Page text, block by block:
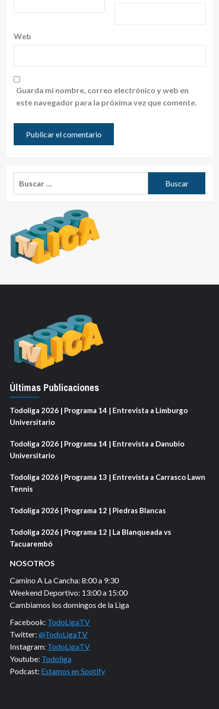
Web
Guarda mi nombre, correo electrónico y web en
este navegador para la próxima vez que comente.
Últimas Publicaciones
Todoliga 2026 | Programa 14 | Entrevista a Limburgo
Universitario
Todoliga 2026 | Programa 14 | Entrevista a Danubio
Universitario
Todoliga 2026 | Programa 13 | Entrevista a Carrasco Lawn
Tennis
Todoliga 2026 | Programa 12 | Piedras Blancas
Todoliga 2026 | Programa 12 | La Blanqueada vs
Tacuarembó
NOSOTROS
Camino A La Cancha: 8:00 a 9:30
Weekend Deportivo: 13:00 a 15:00
Cambiamos los domingos de la Liga
Facebook: TodoLigaTV
Twitter: @TodoLigaTV
Instagram: TodoLigaTV
Youtube: Todoliga
Podcast: Estamos en Spotify